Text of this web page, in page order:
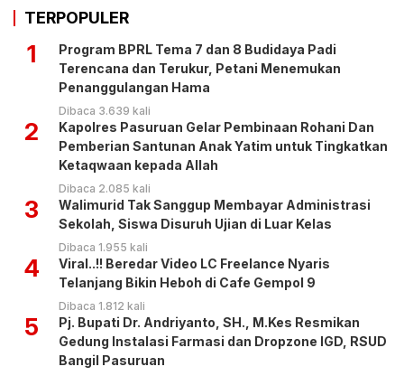
TERPOPULER
1
Program BPRL Tema 7 dan 8 Budidaya Padi
Terencana dan Terukur, Petani Menemukan
Penanggulangan Hama
Dibaca 3.639 kali
2
Kapolres Pasuruan Gelar Pembinaan Rohani Dan
Pemberian Santunan Anak Yatim untuk Tingkatkan
Ketaqwaan kepada Allah
Dibaca 2.085 kali
3
Walimurid Tak Sanggup Membayar Administrasi
Sekolah, Siswa Disuruh Ujian di Luar Kelas
Dibaca 1.955 kali
4
Viral..!! Beredar Video LC Freelance Nyaris
Telanjang Bikin Heboh di Cafe Gempol 9
Dibaca 1.812 kali
5
Pj. Bupati Dr. Andriyanto, SH., M.Kes Resmikan
Gedung Instalasi Farmasi dan Dropzone IGD, RSUD
Bangil Pasuruan